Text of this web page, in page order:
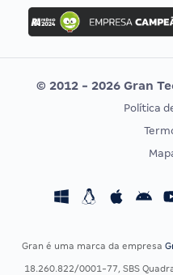
Concurso Ibama
Concurso MPU
Editais publicados
CONCURSOS POR PROFISSÃO
Concursos Fiscais
© 2012 - 2026 Gran
Política
Gran é uma marca da empresa
18.260.822/0001-77, SBS